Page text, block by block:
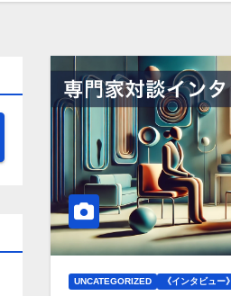
UNCATEGORIZED 《インタビュー》